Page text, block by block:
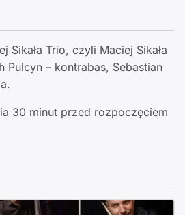
Sikała Trio, czyli Maciej Sikała
Pulcyn – kontrabas, Sebastian
30 minut przed rozpoczęciem